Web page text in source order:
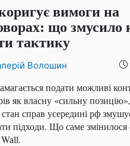
вимоги на
що змусило
тактику
Волошин
подати можливі
як власну «сильну
справ усередині рф
підходи. Що саме